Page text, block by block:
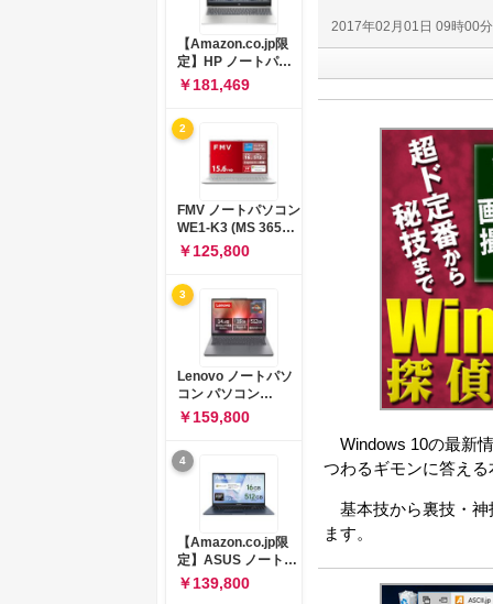
2017年02月01日 09時00
Windows 10の最新
つわるギモンに答える
基本技から裏技・神
ます。
【Amazon.co.jp限
定】HP ノートパソ
コン 15-fd 15.6イン
チ インテル Core 5
120U メモリ16GB
SSD512GB
Windows 11
Microsoft Office
2024搭載 WPS
Office搭載 カメラシ
ャッター 指紋認証 薄
型 Copilotキー搭載
ナチュラルシルバー
￥181,469
2
FMV ノートパソコン
WE1-K3 (MS 365
Personal/Copilotキ
ー搭載/Win 11/15.6
型/Core
i5/16GB/SSD
512GB/ホワイト)
FMVWK3E15W_AZ
￥125,800
3
Lenovo ノートパソ
コン パソコン
IdeaPad Slim 3 14.0
インチ AMD
Ryzen™ 5 8640HS
メモリ16GB
SSD512GB
Microsoft 365 試用
版 Windows11 バッ
テリー駆動12.6時間
重量1.39kg ルナグレ
ー 83K9003JJP ノー
トPC
￥159,800
4
【Amazon.co.jp限
定】ASUS ノートパ
ソコン Vivobook 15
M1502NAQ 15.6イ
￥139,800